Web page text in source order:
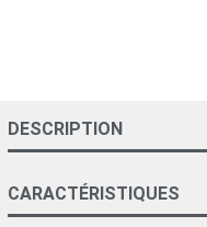
DESCRIPTION
CARACTÉRISTIQUES